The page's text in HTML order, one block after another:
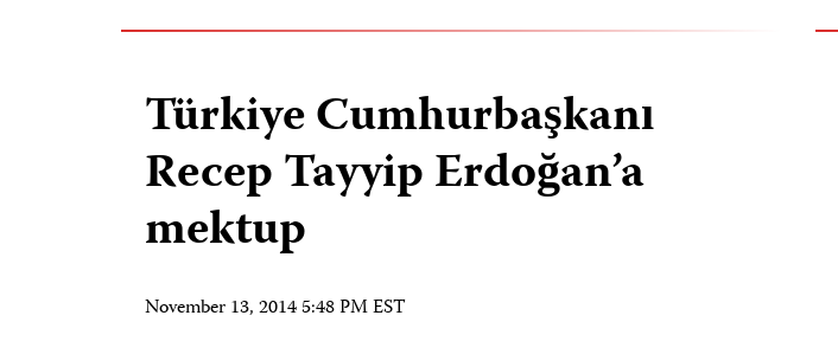
Türkiye Cumhurbaşkanı
Recep Tayyip Erdoğan’a
mektup
November 13, 2014 5:48 PM EST